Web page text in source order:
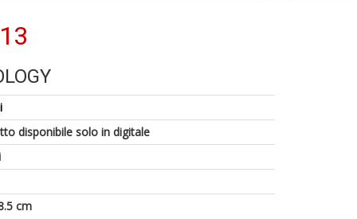
disponibile solo in digitale
cm